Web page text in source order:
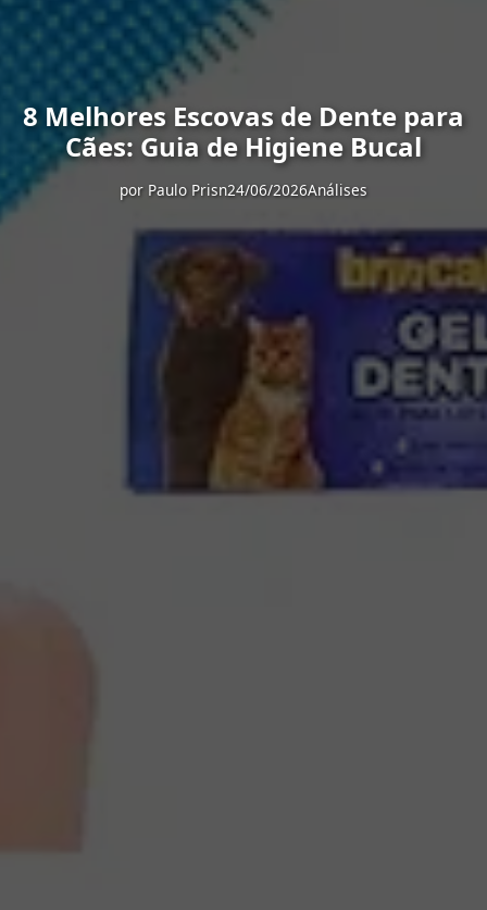
8 Melhores Escovas de Dente para
Cães: Guia de Higiene Bucal
por Paulo Prisn24/06/2026Análises